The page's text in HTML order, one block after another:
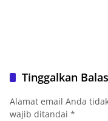
Tinggalkan
Alamat email Anda
wajib ditandai *